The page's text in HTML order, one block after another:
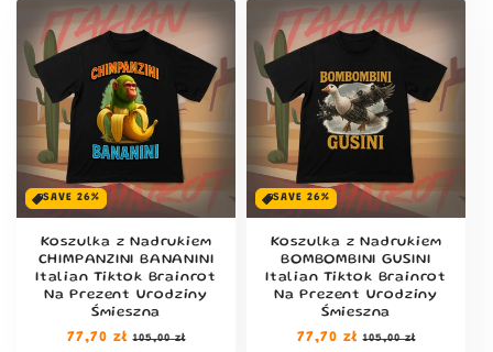
SAVE 26%
Koszulka z Nadrukiem
CHIMPANZINI BANANINI
Italian Tiktok Brainrot
Na Prezent Urodziny
Śmieszna
Cena
77,70 zł Cena
105,00 zł
SAVE 26%
Koszulka z Nadrukiem
BOMBOMBINI GUSINI
Italian Tiktok Brainrot
Na Prezent Urodziny
Śmieszna
Cena
77,70 zł Cena
105,00 zł